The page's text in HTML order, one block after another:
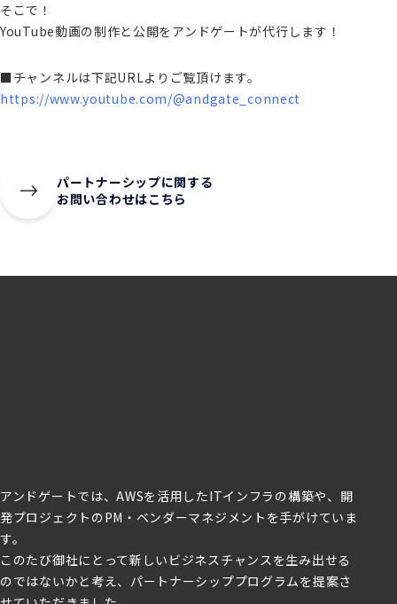
そこで！
YouTube動画の制作と公開をアンドゲートが代行します！
■チャンネルは下記URLよりご覧頂けます。
https://www.youtube.com/@andgate_connect
パートナーシップに関する
お問い合わせはこちら
アンドゲートでは、AWSを活用したITインフラの構築や、開
発プロジェクトのPM・ベンダーマネジメントを手がけていま
す。
このたび御社にとって新しいビジネスチャンスを生み出せる
のではないかと考え、パートナーシッププログラムを提案さ